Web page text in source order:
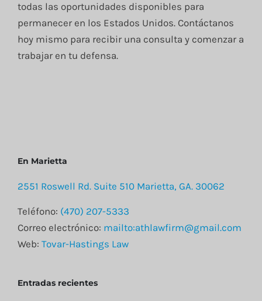
todas las oportunidades disponibles para
permanecer en los Estados Unidos. Contáctanos
hoy mismo para recibir una consulta y comenzar a
trabajar en tu defensa.
En Marietta
2551 Roswell Rd. Suite 510 Marietta, GA. 30062
Teléfono: (470) 207-5333
Correo electrónico: mailto:athlawfirm@gmail.com
Web: Tovar-Hastings Law
Entradas recientes